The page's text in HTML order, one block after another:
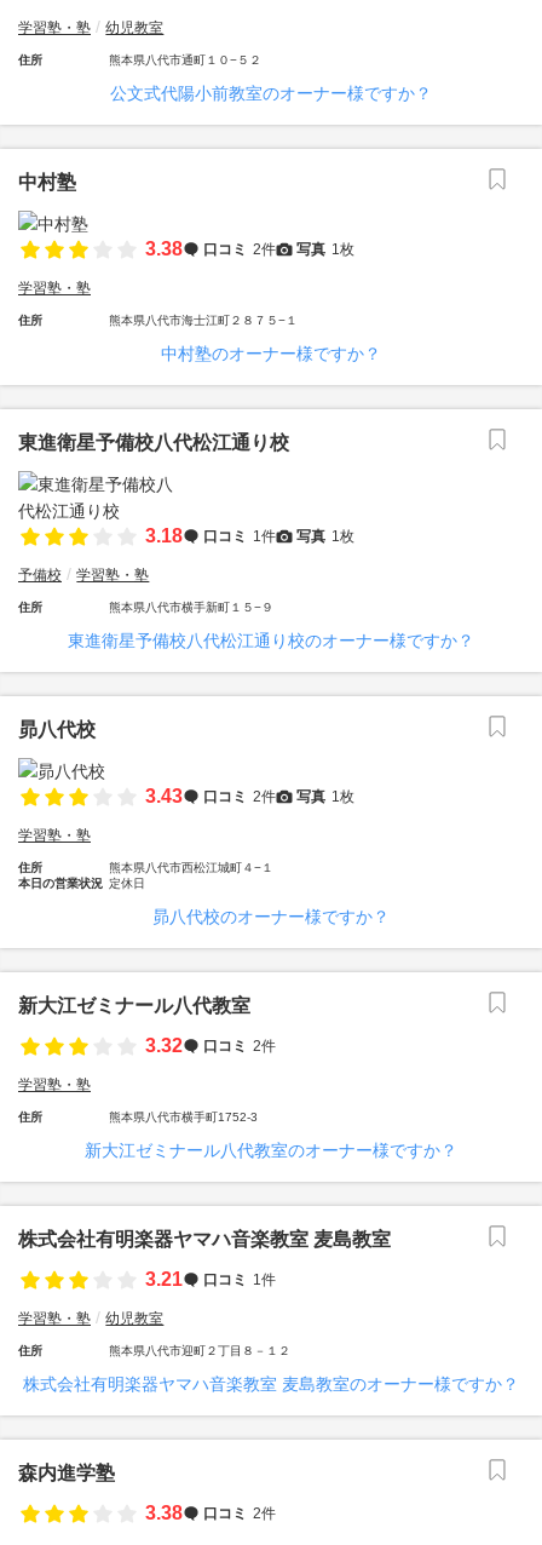
学習塾・塾 幼児教室
住所 熊本県八代市通町１０−５２
公文式代陽小前教室のオーナー様ですか？
中村塾
3.38 口コミ 2件 写真 1枚
学習塾・塾
住所 熊本県八代市海士江町２８７５−１
中村塾のオーナー様ですか？
東進衛星予備校八代松江通り校
3.18 口コミ 1件 写真 1枚
予備校 学習塾・塾
住所 熊本県八代市横手新町１５−９
東進衛星予備校八代松江通り校のオーナー様ですか？
昴八代校
3.43 口コミ 2件 写真 1枚
学習塾・塾
住所
熊本県八代市西松江城町４−１
本日の営業状況 定休日
昴八代校のオーナー様ですか？
新大江ゼミナール八代教室
3.32
口コミ 2件
学習塾・塾
住所 熊本県八代市横手町1752-3
新大江ゼミナール八代教室のオーナー様ですか？
株式会社有明楽器ヤマハ音楽教室 麦島教室
3.21
口コミ 1件
学習塾・塾 幼児教室
住所 熊本県八代市迎町２丁目８－１２
株式会社有明楽器ヤマハ音楽教室 麦島教室のオーナー様ですか？
森内進学塾
3.38
口コミ 2件